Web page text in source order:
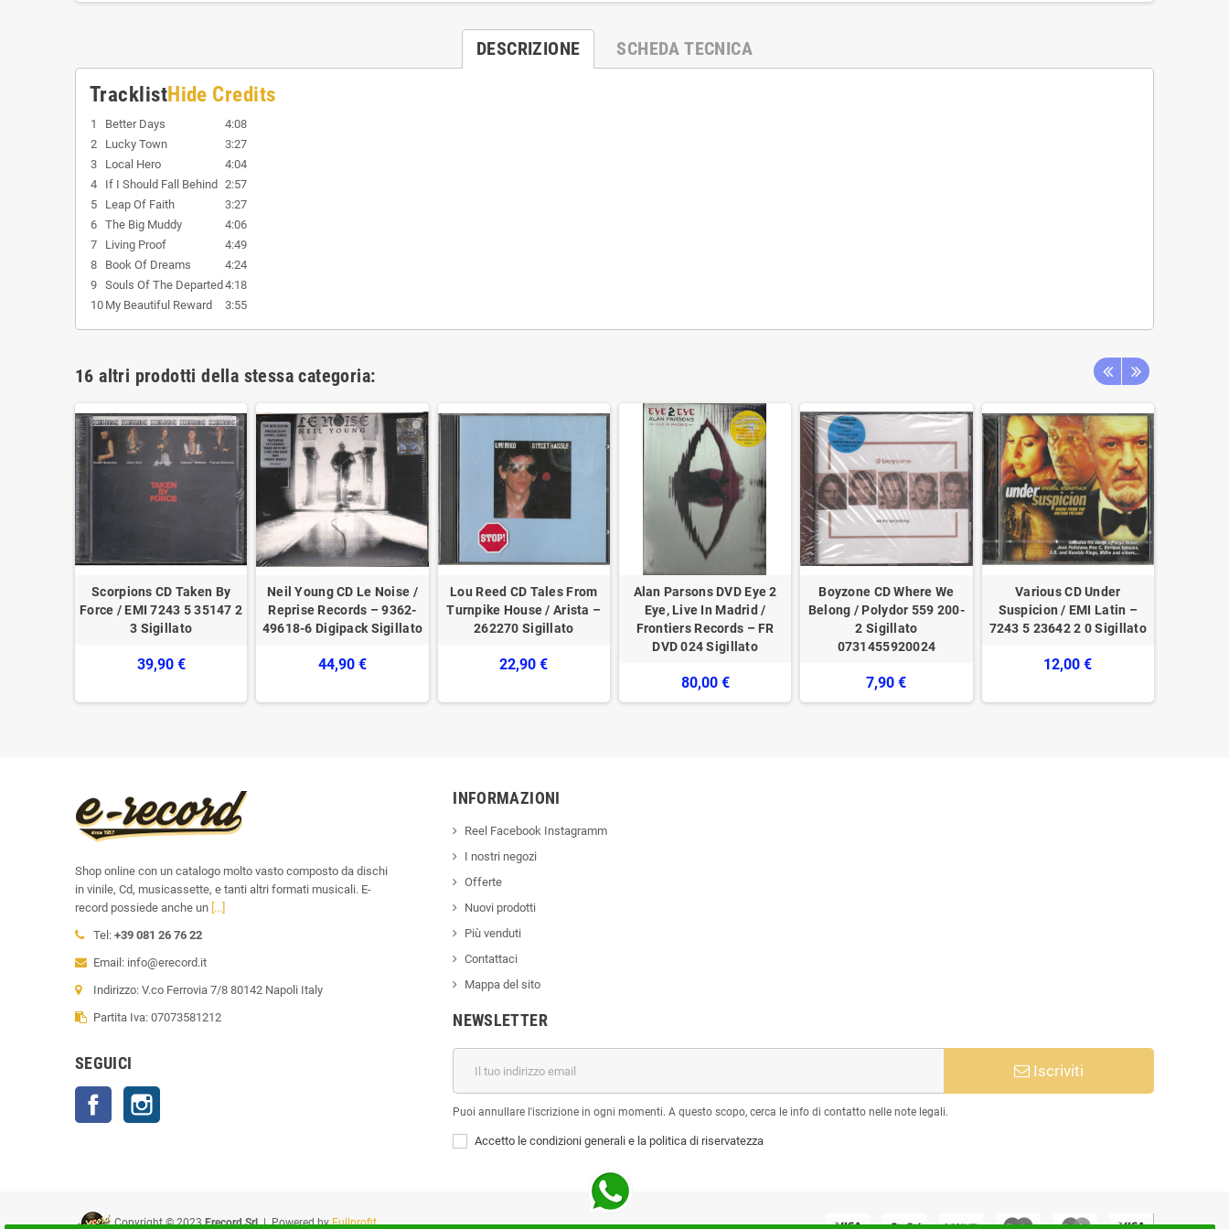
DESCRIZIONE SCHEDA TECNICA
TracklistHide Credits
1 Better Days
4:08
2
Lucky Town
3:27
3
Local Hero
4:04
4
If I Should Fall Behind 2:57
5
Leap Of Faith
3:27
6 The Big Muddy
4:06
7
Living Proof
4:49
8
Book Of Dreams
4:24
9 Souls Of The Departed 4:18
10 My Beautiful Reward 3:55
16 altri prodotti della stessa categoria:
Scorpions CD Taken By
Force / EMI ‎7243 5 35147 2
3 Sigillato
39,90 €
Neil Young CD Le Noise /
Reprise Records ‎– 9362-
49618-6 ‎Digipack Sigillato
44,90 €
Lou Reed CD Tales From
Turnpike House / Arista –
262270 Sigillato
22,90 €
Alan Parsons DVD Eye 2
Eye, Live In Madrid /
Frontiers Records – FR
DVD 024 Sigillato
80,00 €
Boyzone CD Where We
Belong / Polydor ‎559 200-
2 Sigillato
0731455920024
7,90 €
Various CD Under
Suspicion / EMI Latin –
7243 5 23642 2 0 Sigillato
12,00 €
Shop online con un catalogo molto vasto composto da dischi
in vinile, Cd, musicassette, e tanti altri formati musicali. E-
record possiede anche un [...]
Tel: +39 081 26 76 22
Email: info@erecord.it
Indirizzo: V.co Ferrovia 7/8 80142 Napoli Italy
Partita Iva: 07073581212
SEGUICI
Facebook
INFORMAZIONI
Reel Facebook Instagramm
I nostri negozi
Offerte
Nuovi prodotti
Più venduti
Contattaci
Mappa del sito
NEWSLETTER
Iscriviti
Puoi annullare l'iscrizione in ogni momenti. A questo scopo, cerca le info di contatto nelle note legali.
Accetto le condizioni generali e la politica di riservatezza
Copyright © 2023Erecord Srl| Powered byFullprofit